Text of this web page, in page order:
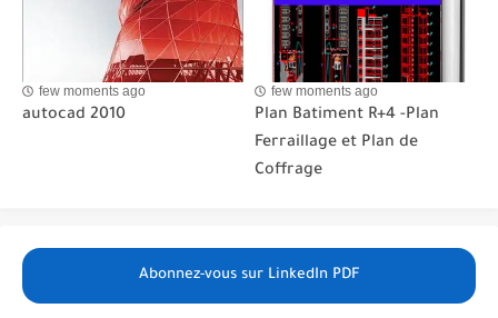
few moments ago
autocad 2010
few moments ago
Plan Batiment R+4 -Plan
Ferraillage et Plan de
Coffrage
Abonnez-vous sur LinkedIn PDF